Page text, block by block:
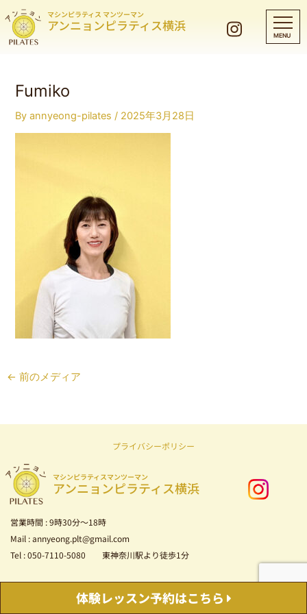
マシンピラティス マンツーマン
アンニョンピラティス横浜
体験レッスン予約はこちら
Fumiko
Byannyeong-pilates / 2025年3月28日
← 前のメディア
プライバシーポリシー
マシンピラティスマンツーマン
アンニョンピラティス横浜
営業時間 : 9時30分～18時
Mail : annyeong.plt@gmail.com
Tel : 050-7110-5080 東神奈川駅より徒歩1分
Copyright © 2026 マシンピラティス マンツーマン アンニョンピラティス横浜